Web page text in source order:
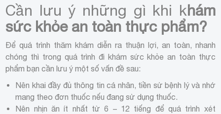
Cần lưu ý những gì khi khám
sức khỏe an toàn thực phẩm?
Để quá trình thăm khám diễn ra thuận lợi, an toàn, nhanh
chóng thì trong quá trình đi khám sức khỏe an toàn thực
phẩm bạn cần lưu ý một số vấn đề sau:
Nên khai đầy đủ thông tin cá nhân, tiền sử bệnh lý và nhớ
mang theo đơn thuốc nếu đang sử dụng thuốc.
Nên nhịn ăn ít nhất từ 6 – 12 tiếng để quá trình xét